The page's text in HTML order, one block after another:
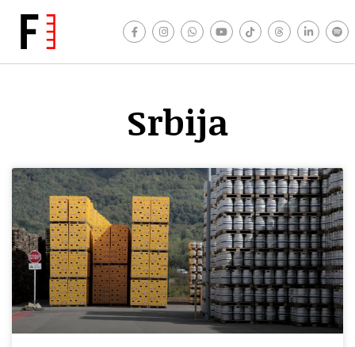
Srbija